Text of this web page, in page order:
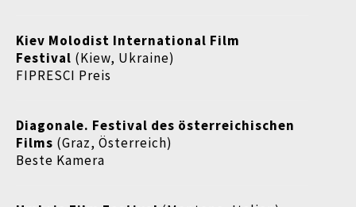
Kiev Molodist International Film
Festival (Kiew, Ukraine)
FIPRESCI Preis
Diagonale. Festival des österreichischen
Films (Graz, Österreich)
Beste Kamera